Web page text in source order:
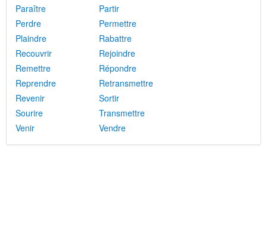
Paraître
Partir
Perdre
Permettre
Plaindre
Rabattre
Recouvrir
Rejoindre
Remettre
Répondre
Reprendre
Retransmettre
Revenir
Sortir
Sourire
Transmettre
Venir
Vendre